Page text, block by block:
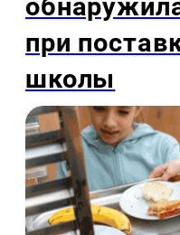
при
школы